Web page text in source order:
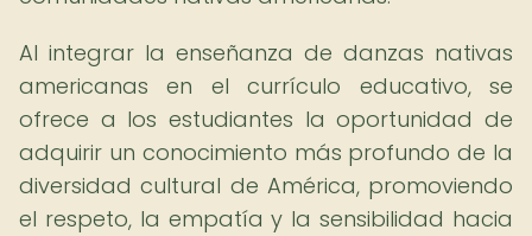
Al integrar la enseñanza de danzas nativas
americanas en el currículo educativo, se
ofrece a los estudiantes la oportunidad de
adquirir un conocimiento más profundo de la
diversidad cultural de América, promoviendo
el respeto, la empatía y la sensibilidad hacia